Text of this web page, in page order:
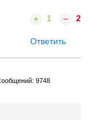
1 2
Ответить
9748